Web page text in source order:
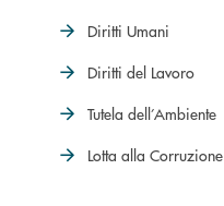
Diritti Umani
Diritti del Lavoro
Tutela dell’Ambiente
Lotta alla Corruzione